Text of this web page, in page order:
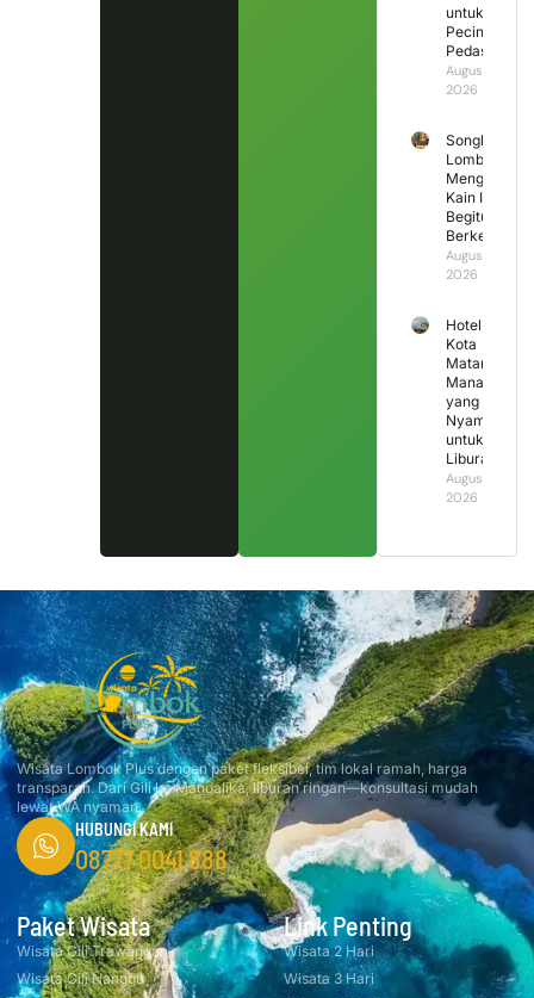
untuk
Pecinta
Pedas
August 6,
2026
Songket
Lombok
Mengapa
Kain Ini
Begitu
Berkesan?
August 5,
2026
Hotel di
Kota
Mataram
Mana
yang
Nyaman
untuk
Liburan?
August 4,
2026
Wisata Lombok Plus dengan paket fleksibel, tim lokal ramah, harga
transparan. Dari Gili ke Mandalika, liburan ringan—konsultasi mudah
lewat WA nyaman.
HUBUNGI KAMI
08777 0041 888
Paket Wisata
Wisata Gili Trawangan
Wisata Gili Nanggu
Link Penting
Wisata 2 Hari
Wisata 3 Hari